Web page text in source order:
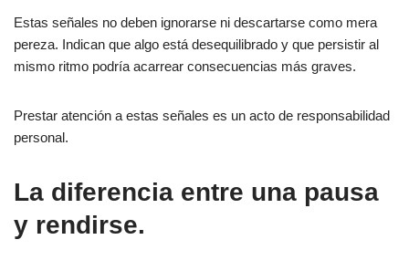
Estas señales no deben ignorarse ni descartarse como mera
pereza. Indican que algo está desequilibrado y que persistir al
mismo ritmo podría acarrear consecuencias más graves.
Prestar atención a estas señales es un acto de responsabilidad
personal.
La diferencia entre una pausa
y rendirse.